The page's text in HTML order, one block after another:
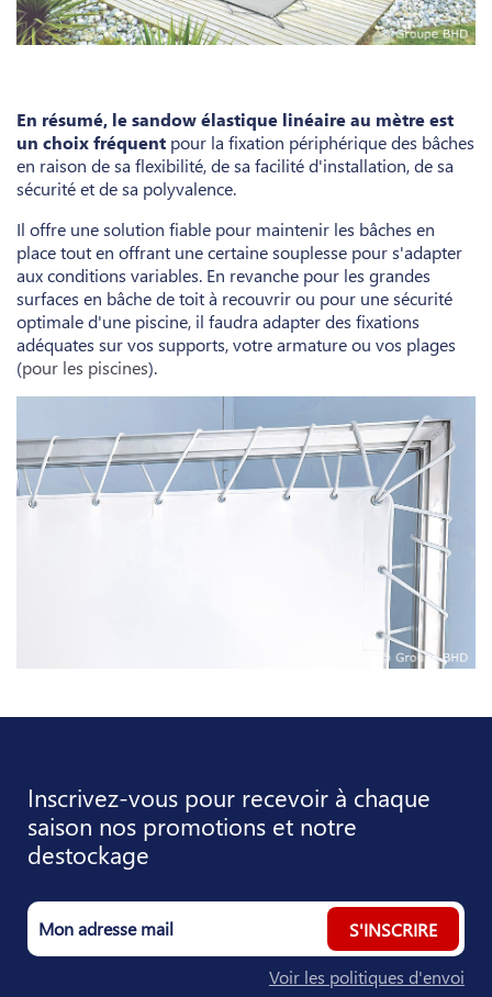
En résumé, le sandow élastique linéaire au mètre est
un choix fréquent pour la fixation périphérique des bâches
en raison de sa flexibilité, de sa facilité d'installation, de sa
sécurité et de sa polyvalence.
Il offre une solution fiable pour maintenir les bâches en
place tout en offrant une certaine souplesse pour s'adapter
aux conditions variables. En revanche pour les grandes
surfaces en bâche de toit à recouvrir ou pour une sécurité
optimale d'une piscine, il faudra adapter des fixations
adéquates sur vos supports, votre armature ou vos plages
(pour les piscines).
Inscrivez-vous pour recevoir à chaque
saison nos promotions et notre
destockage
S'INSCRIRE
Voir les politiques d'envoi